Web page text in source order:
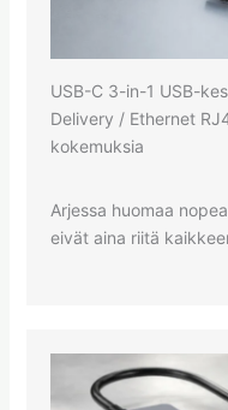
USB-C 3-in-1 USB-
Delivery / Ethernet
kokemuksia
Arjessa huomaa
eivät aina riitä